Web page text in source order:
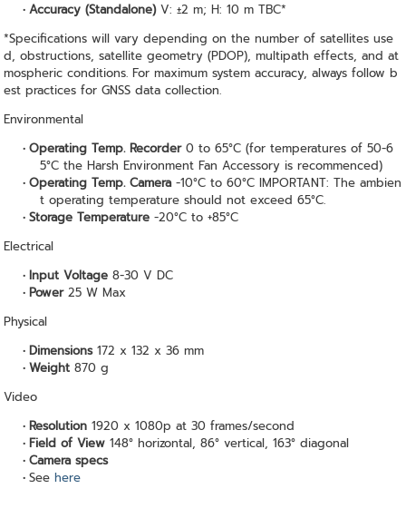
Accuracy (Standalone) V: ±2 m; H: 10 m TBC*
*Specifications will vary depending on the number of satellites use
d, obstructions, satellite geometry (PDOP), multipath effects, and at
mospheric conditions. For maximum system accuracy, always follow b
est practices for GNSS data collection.
Environmental
Operating Temp. Recorder 0 to 65°C (for temperatures of 50-6
5°C the Harsh Environment Fan Accessory is recommenced)
Operating Temp. Camera -10°C to 60°C IMPORTANT: The ambien
t operating temperature should not exceed 65°C.
Storage Temperature -20°C to +85°C
Electrical
Input Voltage 8-30 V DC
Power 25 W Max
Physical
Dimensions 172 x 132 x 36 mm
Weight 870 g
Video
Resolution 1920 x 1080p at 30 frames/second
Field of View 148° horizontal, 86° vertical, 163° diagonal
Camera specs
See here